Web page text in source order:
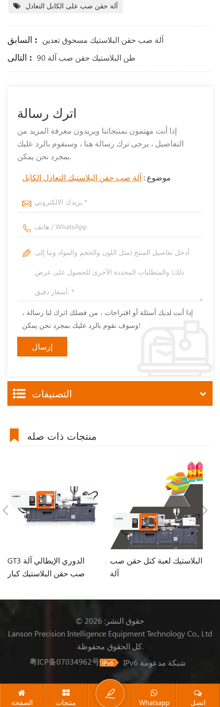
آلة حقن صب على الكابل التعادل
السابق : آلة صب حقن البلاستيك مسحوق تعدين
التالى : 90 طن البلاستيك حقن صب آلة
اترك رسالة
إذا أنت مهتمون بمنتجاتنا ويريدون معرفة المزيد من
التفاصيل ، يرجى ترك رسالة هنا ، وسنقوم بالرد عليك
بمجرد نحن يمكن.
موضوع :آلة صب حقن البلاستيك التعادل الكابل
إذا أنت لديك أسئلة أو اقتراحات ، من فضلك اترك لنا رسالة ،
وسوف نقوم بالرد عليك بمجرد نحن يمكن!
التصنيفات
منتجات ذات صله
GT3 الدوري الإيطالي آلة
صب حقن البلاستيك كبار
البلاستيك لعبة كتل حقن صب
آلة
© حقوق النشر: 2026
Lanson Precision Intelligence Equipment Technology Co., Ltd
كل الحقوق محفوظة.
粤ICP备07034962号
IPv6 شبكة مدعومة
الصفحة منتجات Whatsapp اتصل